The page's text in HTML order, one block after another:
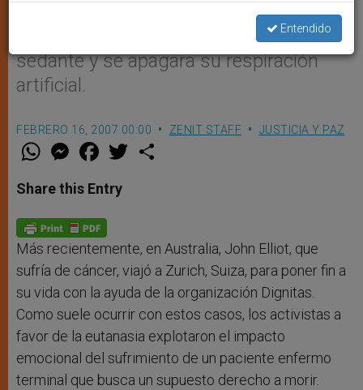
Piergiorgio Welby, que murió el 20 de
diciembre tras administrársele un
sedante y se apagara su respiración
artificial.
FEBRERO 16, 2007 00:00 ZENIT STAFF JUSTICIA Y PAZ
W
t
s
p
p
M
e
s
e
g
e
r
F
a
e
b
o
k
w
Share this Entry
Más recientemente, en Australia, John Elliot, que
sufría de cáncer, viajó a Zurich, Suiza, para poner fin a
su vida con la ayuda de la organización Dignitas.
Como suele ocurrir con estos casos, los activistas a
favor de la eutanasia explotaron el impacto
emocional del sufrimiento de un paciente enfermo
terminal que busca un supuesto derecho a morir.
Entendido